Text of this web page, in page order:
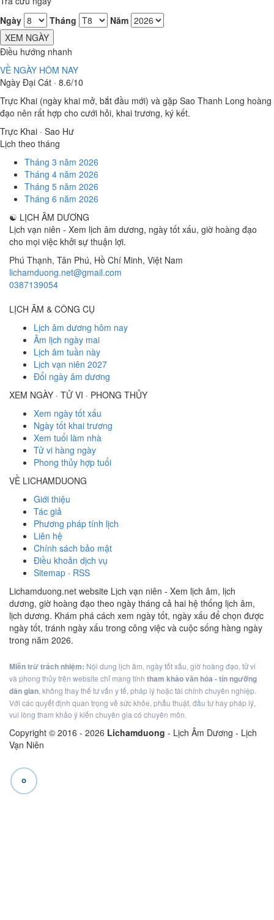
Ngày
Tháng
Năm
XEM NGÀY
Điều hướng nhanh
VỀ NGÀY HÔM NAY
Ngày Đại Cát · 8.6/10
Trực Khai (ngày khai mở, bắt đầu mới) và gặp Sao Thanh Long hoàng
đạo nên rất hợp cho cưới hỏi, khai trương, ký kết.
Trực Khai · Sao Hư
Lịch theo tháng
Tháng 3 năm 2026
Tháng 4 năm 2026
Tháng 5 năm 2026
Tháng 6 năm 2026
☯ LỊCH ÂM DƯƠNG
Lịch vạn niên - Xem lịch âm dương, ngày tốt xấu, giờ hoàng đạo
cho mọi việc khởi sự thuận lợi.
Phú Thạnh, Tân Phú, Hồ Chí Minh, Việt Nam
lichamduong.net@gmail.com
0387139054
LỊCH ÂM & CÔNG CỤ
Lịch âm dương hôm nay
Âm lịch ngày mai
Lịch âm tuần này
Lịch vạn niên 2027
Đổi ngày âm dương
XEM NGÀY · TỬ VI · PHONG THỦY
Xem ngày tốt xấu
Ngày tốt khai trương
Xem tuổi làm nhà
Tử vi hàng ngày
Phong thủy hợp tuổi
VỀ LICHAMDUONG
Giới thiệu
Tác giả
Phương pháp tính lịch
Liên hệ
Chính sách bảo mật
Điều khoản dịch vụ
Sitemap · RSS
Lichamduong.net website Lịch vạn niên - Xem lịch âm, lịch
dương, giờ hoàng đạo theo ngày tháng cả hai hệ thống lịch âm,
lịch dương. Khám phá cách xem ngày tốt, ngày xấu để chọn được
ngày tốt, tránh ngày xấu trong công việc và cuộc sống hàng ngày
trong năm 2026.
Miễn trừ trách nhiệm: Nội dung lịch âm, ngày tốt xấu, giờ hoàng đạo, tử vi
và phong thủy trên website chỉ mang tính tham khảo văn hóa - tín ngưỡng
dân gian, không thay thế tư vấn y tế, pháp lý hoặc tài chính chuyên nghiệp.
Với các quyết định quan trọng về sức khỏe, phẫu thuật, đầu tư hay pháp lý,
vui lòng tham khảo ý kiến chuyên gia có chuyên môn.
Copyright © 2016 - 2026 Lichamduong - Lịch Âm Dương - Lịch
Vạn Niên